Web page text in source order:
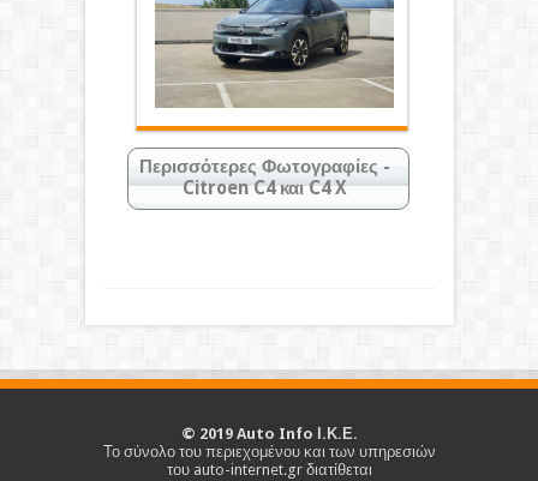
Περισσότερες Φωτογραφίες -
Citroen C4 και C4 X
© 2019 Auto Info Ι.Κ.Ε.
Το σύνολο του περιεχομένου και των υπηρεσιών
του auto-internet.gr διατίθεται